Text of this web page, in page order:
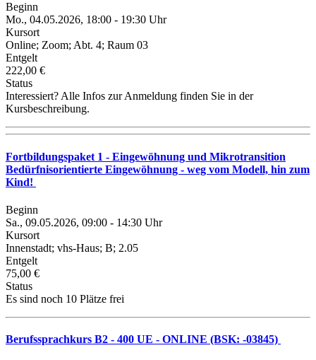
Beginn
Mo., 04.05.2026, 18:00 - 19:30 Uhr
Kursort
Online; Zoom; Abt. 4; Raum 03
Entgelt
222,00 €
Status
Interessiert? Alle Infos zur Anmeldung finden Sie in der
Kursbeschreibung.
Fortbildungspaket 1 - Eingewöhnung und Mikrotransition
Bedürfnisorientierte Eingewöhnung - weg vom Modell, hin zum
Kind!
Beginn
Sa., 09.05.2026, 09:00 - 14:30 Uhr
Kursort
Innenstadt; vhs-Haus; B; 2.05
Entgelt
75,00 €
Status
Es sind noch 10 Plätze frei
Berufssprachkurs B2 - 400 UE - ONLINE (BSK: -03845)